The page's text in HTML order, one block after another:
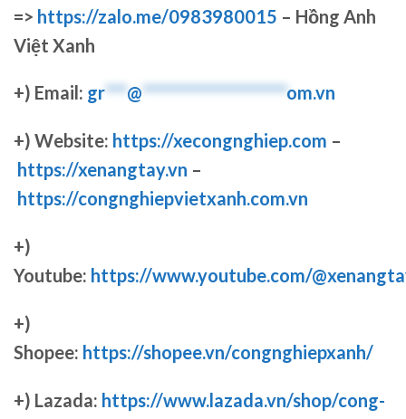
=> https://zalo.me/0983980015 – Hồng Anh
Việt Xanh
+) Email: gr***@********************om.vn
+) Website: https://xecongnghiep.com –
https://xenangtay.vn –
https://congnghiepvietxanh.com.vn
+)
Youtube: https://www.youtube.com/
+)
Shopee: https://shopee.vn/congnghiepxanh/
+) Lazada: https://www.lazada.vn/shop/cong-